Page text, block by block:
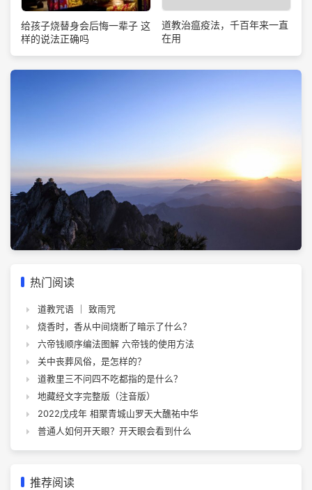
给孩子烧替身会后悔一辈子 这
样的说法正确吗
道教治瘟疫法，千百年来一直
在用
热门阅读
道教咒语 ｜ 致雨咒
烧香时，香从中间烧断了暗示了什么？
六帝钱顺序编法图解 六帝钱的使用方法
关中丧葬风俗，是怎样的？
道教里三不问四不吃都指的是什么？
地藏经文字完整版（注音版）
2022戊戌年 相聚青城山罗天大醮祐中华
普通人如何开天眼？开天眼会看到什么
推荐阅读